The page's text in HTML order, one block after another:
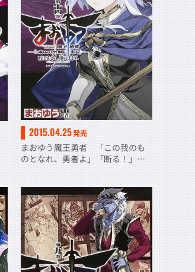
2015.04.25発売
まおゆう魔王勇者 「この我のも
のとなれ、勇者よ」「断る！」